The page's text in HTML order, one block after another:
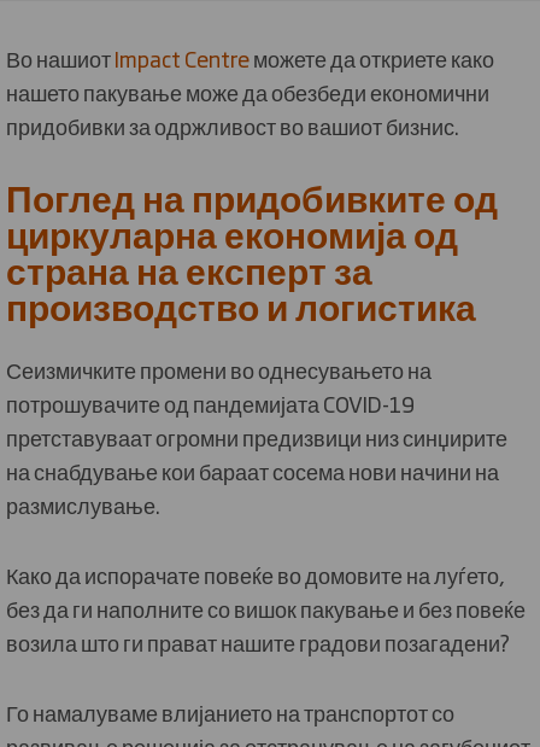
Во нашиотImpact Centreможете да откриете како
нашето пакување може да обезбеди економични
придобивки за одржливост во вашиот бизнис.
Поглед на придобивките од
циркуларна економија од
страна на експерт за
производство и логистика
Сеизмичките промени во однесувањето на
потрошувачите од пандемијата COVID-19
претставуваат огромни предизвици низ синџирите
на снабдување кои бараат сосема нови начини на
размислување.
Како да испорачате повеќе во домовите на луѓето,
без да ги наполните со вишок пакување и без повеќе
возила што ги прават нашите градови позагадени?
Го намалуваме влијанието на транспортот со